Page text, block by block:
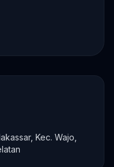
Kec. Wajo,